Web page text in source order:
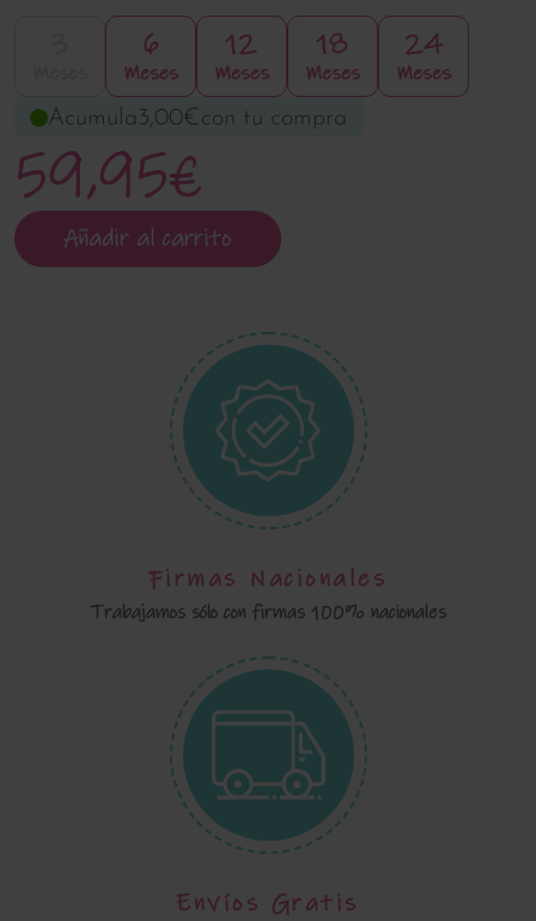
6
Meses
12
Meses
18
Meses
24
Meses
Acumula 3,00€ con tu compra
59,95€
Añadir al carrito
Firmas Nacionales
Trabajamos sólo con firmas 100% nacionales
Envíos Gratis